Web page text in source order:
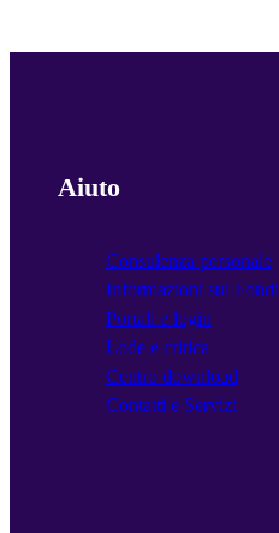
Aiuto
Consulenza personale
Informazioni sui Fondi
Portali e login
Lode e critica
Centro download
Contatti e Servizi